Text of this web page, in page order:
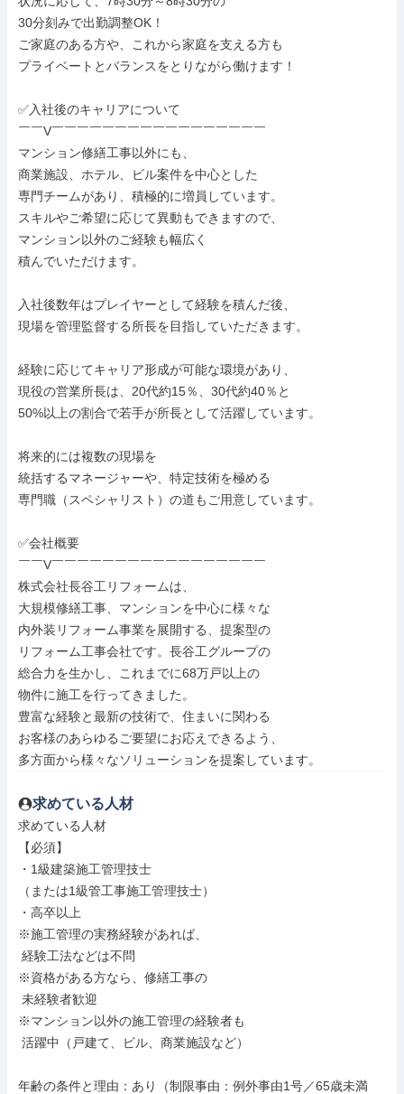
30分刻みで出勤調整OK！
ご家庭のある方や、これから家庭を支える方も
プライベートとバランスをとりながら働けます！
✅入社後のキャリアについて
￣￣V￣￣￣￣￣￣￣￣￣￣￣￣￣￣￣￣￣
マンション修繕工事以外にも、
商業施設、ホテル、ビル案件を中心とした
専門チームがあり、積極的に増員しています。
スキルやご希望に応じて異動もできますので、
マンション以外のご経験も幅広く
積んでいただけます。
入社後数年はプレイヤーとして経験を積んだ後、
現場を管理監督する所長を目指していただきます。
経験に応じてキャリア形成が可能な環境があり、
現役の営業所長は、20代約15％、30代約40％と
50%以上の割合で若手が所長として活躍しています。
将来的には複数の現場を
統括するマネージャーや、特定技術を極める
専門職（スペシャリスト）の道もご用意しています。
✅会社概要
￣￣V￣￣￣￣￣￣￣￣￣￣￣￣￣￣￣￣￣
株式会社長谷工リフォームは、
大規模修繕工事、マンションを中心に様々な
内外装リフォーム事業を展開する、提案型の
リフォーム工事会社です。長谷工グループの
総合力を生かし、これまでに68万戸以上の
物件に施工を行ってきました。
豊富な経験と最新の技術で、住まいに関わる
お客様のあらゆるご要望にお応えできるよう、
多方面から様々なソリューションを提案しています。
求めている人材
求めている人材
【必須】
・1級建築施工管理技士
（または1級管工事施工管理技士）
・高卒以上
※施工管理の実務経験があれば、
※資格がある方なら、修繕工事の
※マンション以外の施工管理の経験者も
年齢の条件と理由：あり（制限事由：例外事由1号／65歳未満